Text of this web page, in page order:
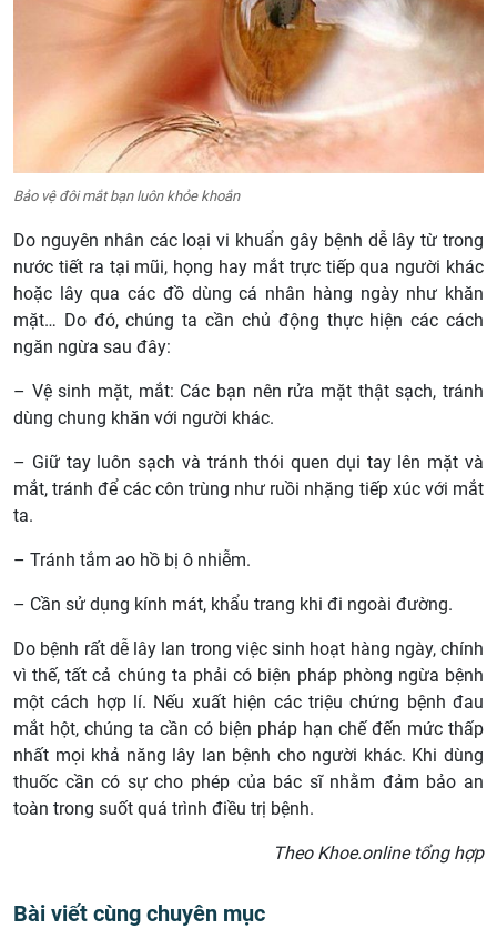
Bảo vệ đôi mắt bạn luôn khỏe khoắn
Do nguyên nhân các loại vi khuẩn gây bệnh dễ lây từ trong
nước tiết ra tại mũi, họng hay mắt trực tiếp qua người khác
hoặc lây qua các đồ dùng cá nhân hàng ngày như khăn
mặt… Do đó, chúng ta cần chủ động thực hiện các cách
ngăn ngừa sau đây:
– Vệ sinh mặt, mắt: Các bạn nên rửa mặt thật sạch, tránh
dùng chung khăn với người khác.
– Giữ tay luôn sạch và tránh thói quen dụi tay lên mặt và
mắt, tránh để các côn trùng như ruồi nhặng tiếp xúc với mắt
ta.
– Tránh tắm ao hồ bị ô nhiễm.
– Cần sử dụng kính mát, khẩu trang khi đi ngoài đường.
Do bệnh rất dễ lây lan trong việc sinh hoạt hàng ngày, chính
vì thế, tất cả chúng ta phải có biện pháp phòng ngừa bệnh
một cách hợp lí. Nếu xuất hiện các triệu chứng bệnh đau
mắt hột, chúng ta cần có biện pháp hạn chế đến mức thấp
nhất mọi khả năng lây lan bệnh cho người khác. Khi dùng
thuốc cần có sự cho phép của bác sĩ nhằm đảm bảo an
toàn trong suốt quá trình điều trị bệnh.
Theo Khoe.online tổng hợp
Bài viết cùng chuyên mục